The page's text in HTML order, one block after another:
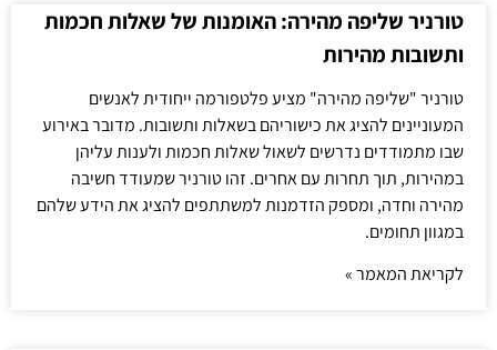
טורניר שליפה מהירה: האומנות של שאלות חכמות
ותשובות מהירות
טורניר "שליפה מהירה" מציע פלטפורמה ייחודית לאנשים
המעוניינים להציג את כישוריהם בשאלות ותשובות. מדובר באירוע
שבו מתמודדים נדרשים לשאול שאלות חכמות ולענות עליהן
במהירות, תוך תחרות עם אחרים. זהו טורניר שמעודד חשיבה
מהירה וחדה, ומספק הזדמנות למשתתפים להציג את הידע שלהם
במגוון תחומים.
לקריאת המאמר »